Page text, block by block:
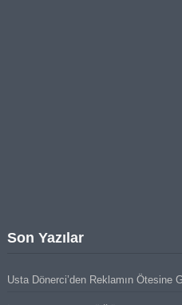
Son Yazılar
Usta Dönerci’den Reklamın